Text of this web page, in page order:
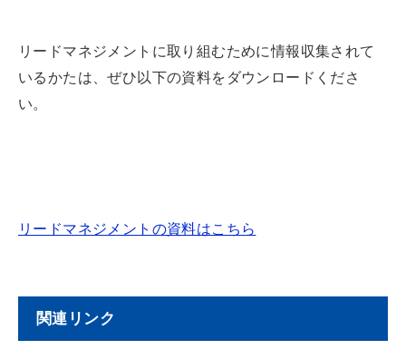
リードマネジメントに取り組むために情報収集されて
いるかたは、ぜひ以下の資料をダウンロードくださ
い。
リードマネジメントの資料はこちら
関連リンク